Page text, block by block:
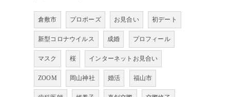
倉敷市 プロポーズ お見合い 初デート
新型コロナウイルス 成婚 プロフィール
マスク 桜 インターネットお見合い
ZOOM 岡山神社 婚活 福山市